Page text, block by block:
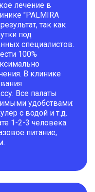
лечение в
"PALMIRA
так как
под
специалистов.
100%
В клинике
Все палаты
удобствами:
с водой и т.д.
1-2-3 человека.
питание,